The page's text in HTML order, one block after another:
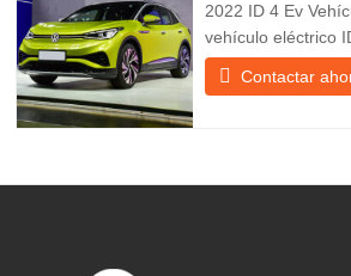
2022 ID 4 Ev
vehículo eléctrico
experiencia del
productos para
Contactar